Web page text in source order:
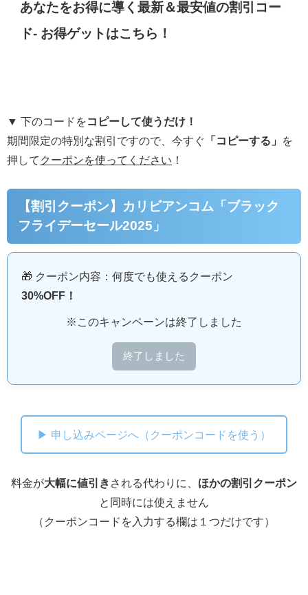
あなたをお得に導く最新＆最安値の割引コー
ド- お得ゲットはこちら！
▼ 下のコードをコピーして使うだけ！
期間限定の特別な割引ですので、今すぐ 「コピーする」
を
押して クーポンを使ってください ！
【割引クーポン】カリビアンコム「ブラック
フライデーセール2025」
🎁 クーポン内容：何度でも使えるクーポン
30%OFF！
※このキャンペーンは終了しました
終了しました
▶ 申し込みページへ（クーポンコードを使う）
料金が大幅に値引き される代わりに、 ほかの割引クーポン
と同時には使えません
（クーポンコードを入力する欄は１つだけです）